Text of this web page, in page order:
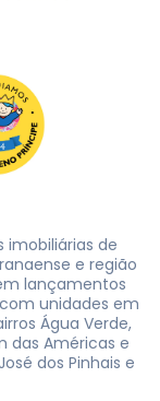
imobiliárias de
e região
lançamentos
unidades em
Água Verde,
das Américas e
dos Pinhais e